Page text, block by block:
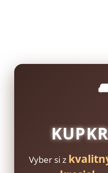
Vyber si z